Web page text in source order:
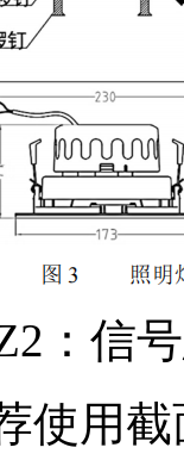
：信
使用